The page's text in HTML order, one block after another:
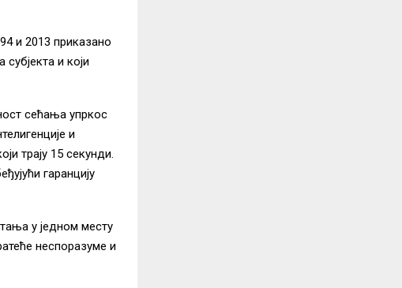
и 2013 приказано
и који
сећања упркос
и
трају 15 секунди.
гаранцију
у једном месту
неспоразуме и